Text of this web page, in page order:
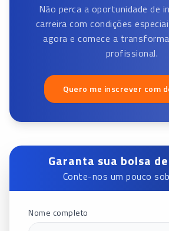
Não perca a oportunidade de
carreira com condições
agora e comece a
profissional.
Quero me inscrever com
Garanta sua bolsa
Conte-nos um pouco
Nome completo